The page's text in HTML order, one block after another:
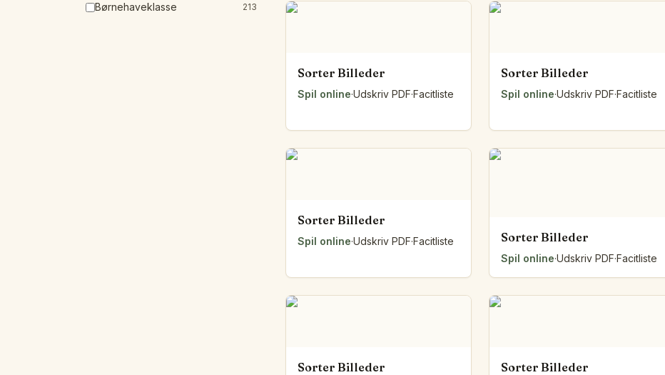
Foldearket
Talsien
Trækposen
Lågene
Fra lodret til vandret
Alle værktøjer
Børnehaveklasse 213
Sorter Billeder
Spil online·Udskriv PDF·Facitliste
Sorter Billeder
Spil online·Udskriv PDF·Facitliste
Sorter Billeder
Spil online·Udskriv PDF·Facitliste Sorter Billeder
Spil online·Udskriv PDF·Facitliste
Sorter Billeder Sorter Billeder